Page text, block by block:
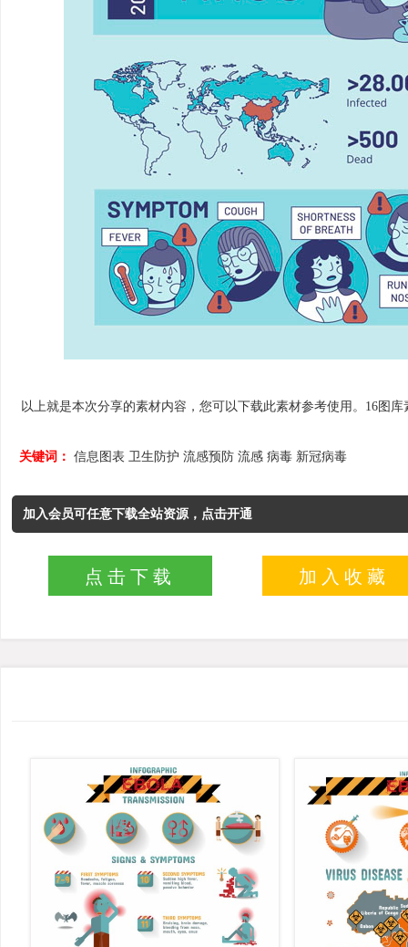
以上就是本次分享的素材内容，您可以下载此素材参考使用。16图
关键词： 信息图表 卫生防护 流感预防 流感 病毒 新冠病毒
加入会员可任意下载全站资源，点击开通
点击下载 加入收藏